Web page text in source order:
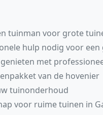
tuinman voor grote
hulp nodig voor
met
van de hovenier
tuinonderhoud
voor ruime tuinen in